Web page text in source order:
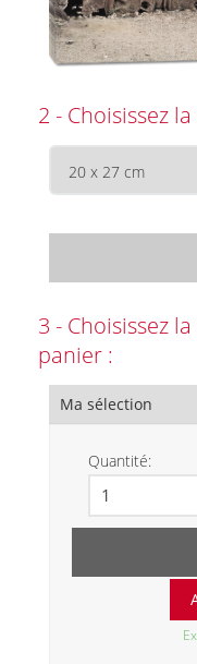
2 - Choisissez
3 - Choisissez
panier :
Ma sélection
Quantité: